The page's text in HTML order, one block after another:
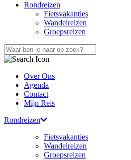
Rondreizen
Fietsvakanties
Wandelreizen
Groepsreizen
Over Ons
Agenda
Contact
Mijn Reis
Rondreizen
Fietsvakanties
Wandelreizen
Groepsreizen